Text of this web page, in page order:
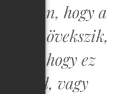
hogy a
növekszik,
hogy ez
majd, vagy